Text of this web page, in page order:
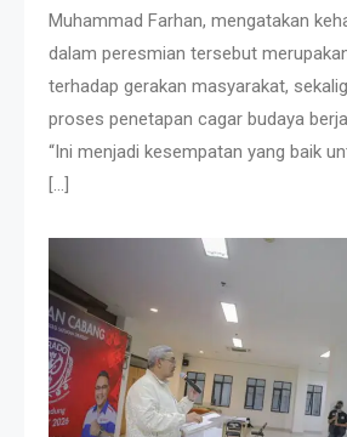
Muhammad Farhan, mengatakan
dalam peresmian tersebut
terhadap gerakan masyarakat,
proses penetapan cagar budaya
“Ini menjadi kesempatan yang baik
[…]